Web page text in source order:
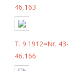
46,163
T. 9.1912=Nr. 43-
46,166